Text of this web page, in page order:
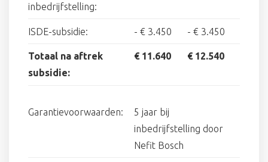
inbedrijfstelling:
ISDE-subsidie: - € 3.450 - € 3.450
Totaal na aftrek
subsidie:
€ 11.640 € 12.540
Garantievoorwaarden:
5 jaar bij
inbedrijfstelling door
Nefit Bosch